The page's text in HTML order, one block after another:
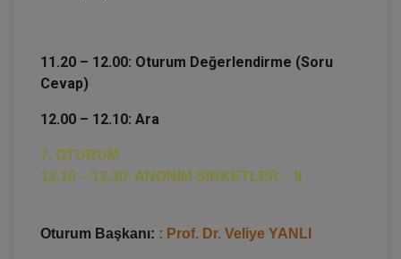
11.20 – 12.00: Oturum Değerlendirme (Soru
Cevap)
12.00 – 12.10: Ara
7. OTURUM
12.10 – 13.30: ANONİM ŞİRKETLER – II
Oturum Başkanı: : Prof. Dr. Veliye YANLI